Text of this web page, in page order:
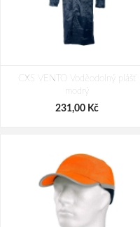
kalhoty žluté
1 071,00 Kč
CXS VENTO Voděodolný plášť
modrý
231,00 Kč